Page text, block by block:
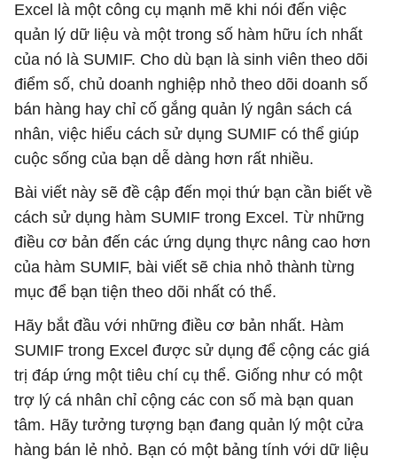
Excel là một công cụ mạnh mẽ khi nói đến việc
quản lý dữ liệu và một trong số hàm hữu ích nhất
của nó là SUMIF. Cho dù bạn là sinh viên theo dõi
điểm số, chủ doanh nghiệp nhỏ theo dõi doanh số
bán hàng hay chỉ cố gắng quản lý ngân sách cá
nhân, việc hiểu cách sử dụng SUMIF có thể giúp
cuộc sống của bạn dễ dàng hơn rất nhiều.
Bài viết này sẽ đề cập đến mọi thứ bạn cần biết về
cách sử dụng hàm SUMIF trong Excel. Từ những
điều cơ bản đến các ứng dụng thực nâng cao hơn
của hàm SUMIF, bài viết sẽ chia nhỏ thành từng
mục để bạn tiện theo dõi nhất có thể.
Hãy bắt đầu với những điều cơ bản nhất. Hàm
SUMIF trong Excel được sử dụng để cộng các giá
trị đáp ứng một tiêu chí cụ thể. Giống như có một
trợ lý cá nhân chỉ cộng các con số mà bạn quan
tâm. Hãy tưởng tượng bạn đang quản lý một cửa
hàng bán lẻ nhỏ. Bạn có một bảng tính với dữ liệu